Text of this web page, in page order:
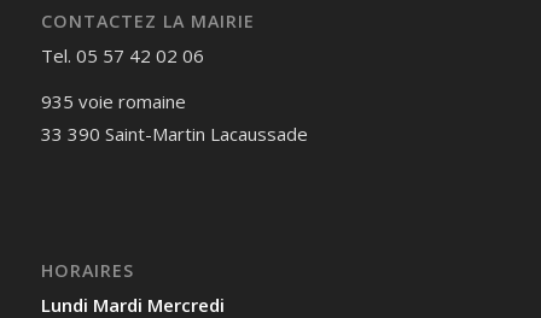
CONTACTEZ LA MAIRIE
Tel. 05 57 42 02 06
935 voie romaine
33 390 Saint-Martin Lacaussade
HORAIRES
Lundi Mardi Mercredi